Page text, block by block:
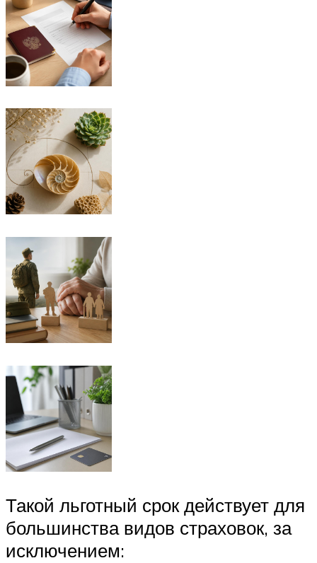
Такой льготный срок действует для
большинства видов страховок, за
исключением: